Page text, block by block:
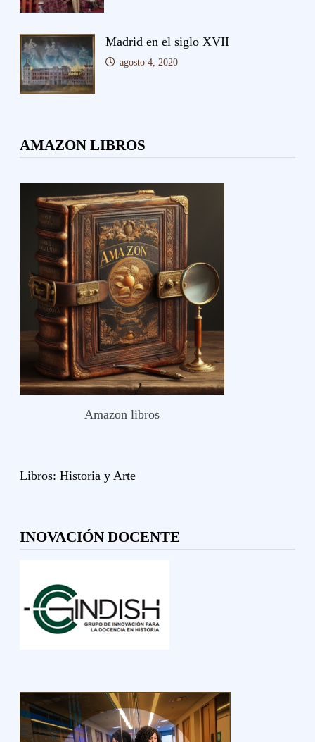
Madrid en el siglo XVII
agosto 4, 2020
AMAZON LIBROS
Amazon libros
Libros: Historia y Arte
INOVACIÓN DOCENTE